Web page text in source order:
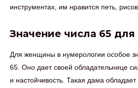
инструментах, им нравится петь,
Значение числа 65
Для женщины в нумерологии особое
65. Оно дает своей обладательнице
и настойчивость. Такая дама